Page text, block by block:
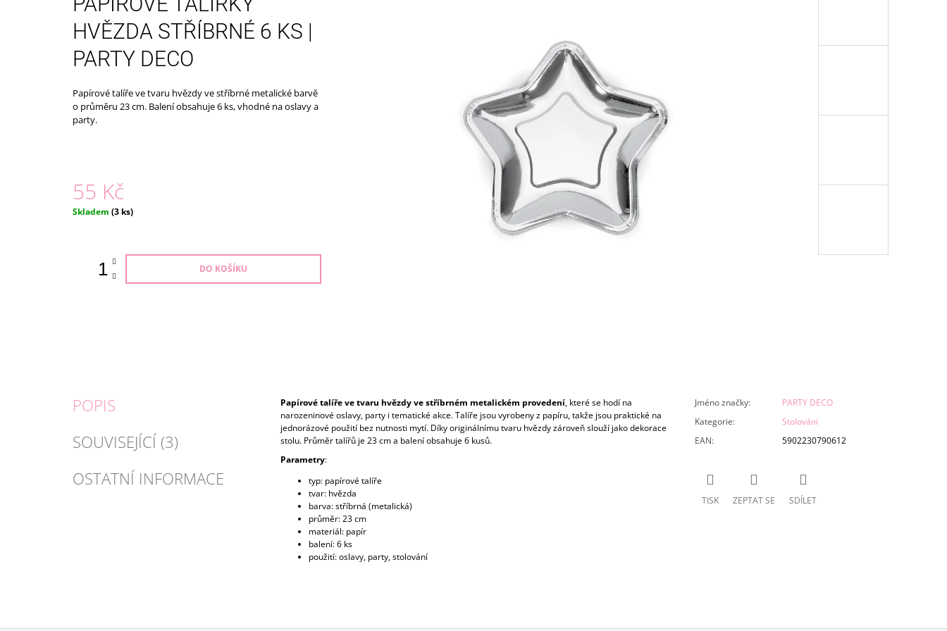
HVĚZDA STŘÍBRNÉ 6 KS |
PARTY DECO
Papírové talíře ve tvaru hvězdy ve stříbrné metalické barvě
o průměru 23 cm. Balení obsahuje 6 ks, vhodné na oslavy a
party.
55 Kč
Měrná
Skladem (3 ks)
DO KOŠÍKU
POPIS
SOUVISEJÍCÍ (3)
OSTATNÍ INFORMACE
Papírové talíře ve tvaru hvězdy ve stříbrném metalickém provedení, které se hodí na
narozeninové oslavy, party i tematické akce. Talíře jsou vyrobeny z papíru, takže jsou praktické na
jednorázové použití bez nutnosti mytí. Díky originálnímu tvaru hvězdy zároveň slouží jako dekorace
stolu. Průměr talířů je 23 cm a balení obsahuje 6 kusů.
Parametry:
typ: papírové talíře
tvar: hvězda
barva: stříbrná (metalická)
průměr: 23 cm
materiál: papír
balení: 6 ks
použití: oslavy, party, stolování
Jméno značky:
PARTY DECO
Kategorie:
Stolování
EAN: 5902230790612
TISK ZEPTAT SE SDÍLET
399 Kč